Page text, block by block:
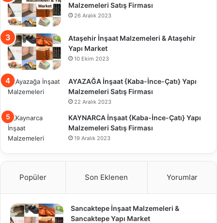
Malzemeleri Satış Firması
26 Aralık 2023
Ataşehir İnşaat Malzemeleri & Ataşehir
Yapı Market
10 Ekim 2023
AYAZAĞA İnşaat {Kaba-İnce-Çatı} Yapı
Malzemeleri Satış Firması
22 Aralık 2023
KAYNARCA İnşaat {Kaba-İnce-Çatı} Yapı
Malzemeleri Satış Firması
19 Aralık 2023
Popüler Son Eklenen Yorumlar
Sancaktepe İnşaat Malzemeleri &
Sancaktepe Yapı Market